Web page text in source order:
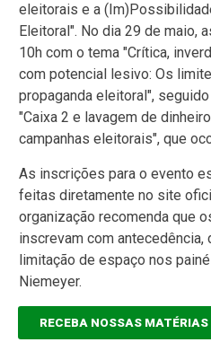
eleitorais e a
Eleitoral". No dia 29 de maio,
10h com o tema "Crítica,
com potencial lesivo: Os
propaganda eleitoral",
"Caixa 2 e lavagem de
campanhas eleitorais", que
As inscrições para o evento
feitas diretamente no site
organização recomenda que
inscrevam com
limitação de espaço nos
Niemeyer.
RECEBA NOSSAS